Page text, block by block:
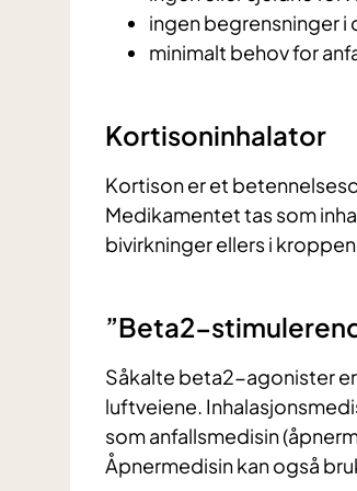
ingen begrensninger
minimalt behov for
Kortisoninhalator
Kortison er et
Medikamentet tas som
bivirkninger ellers i
”Beta2-
Såkalte beta2-agonister
luftveiene.
som anfallsmedisin
Åpnermedisin kan også